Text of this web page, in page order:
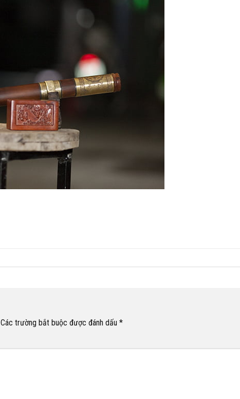
Các trường bắt buộc được đánh dấu *